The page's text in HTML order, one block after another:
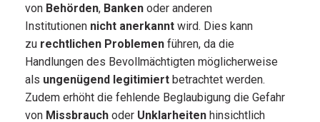
von Behörden, Banken oder anderen
Institutionen nicht anerkannt wird. Dies kann
zu rechtlichen Problemen führen, da die
Handlungen des Bevollmächtigten möglicherweise
als ungenügend legitimiert betrachtet werden.
Zudem erhöht die fehlende Beglaubigung die Gefahr
von Missbrauch oder Unklarheiten hinsichtlich